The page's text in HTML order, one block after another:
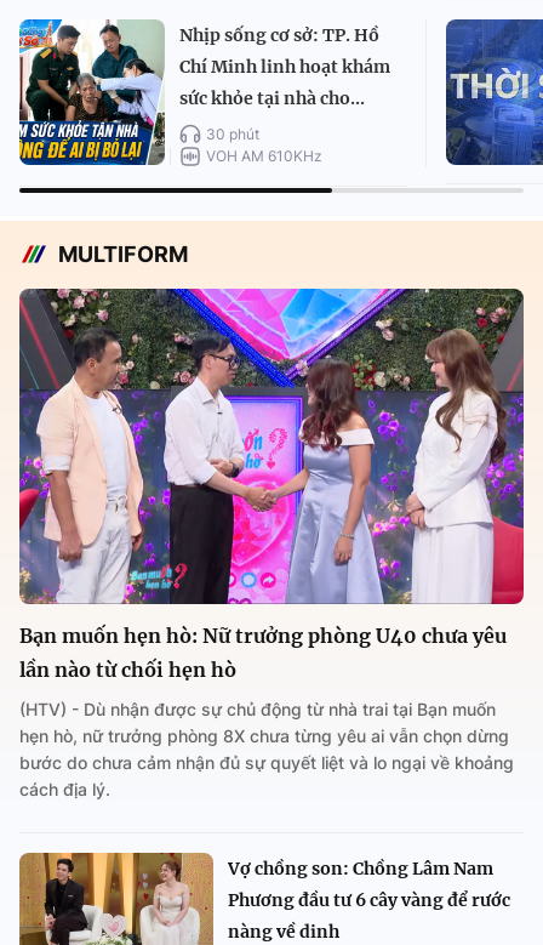
Nhịp sống cơ sở: TP. Hồ
Chí Minh linh hoạt khám
sức khỏe tại nhà cho...
30 phút
VOH AM 610KHz
MULTIFORM
Bạn muốn hẹn hò: Nữ trưởng phòng U40 chưa yêu
lần nào từ chối hẹn hò
(HTV) - Dù nhận được sự chủ động từ nhà trai tại Bạn muốn
hẹn hò, nữ trưởng phòng 8X chưa từng yêu ai vẫn chọn dừng
bước do chưa cảm nhận đủ sự quyết liệt và lo ngại về khoảng
cách địa lý.
Vợ chồng son: Chồng Lâm Nam
Phương đầu tư 6 cây vàng để rước
nàng về dinh